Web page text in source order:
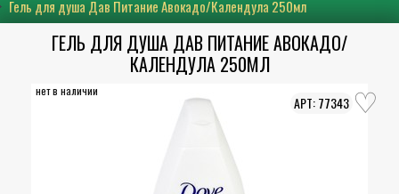
Гель для душа Дав Питание Авокадо/Календула 250мл
ГЕЛЬ ДЛЯ ДУША ДАВ ПИТАНИЕ АВОКАДО/
КАЛЕНДУЛА 250МЛ
нет в наличии
77343